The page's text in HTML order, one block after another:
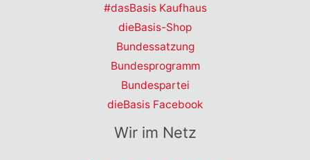
#dasBasis Kaufhaus
dieBasis-Shop
Bundessatzung
Bundesprogramm
Bundespartei
dieBasis Facebook
Wir im Netz